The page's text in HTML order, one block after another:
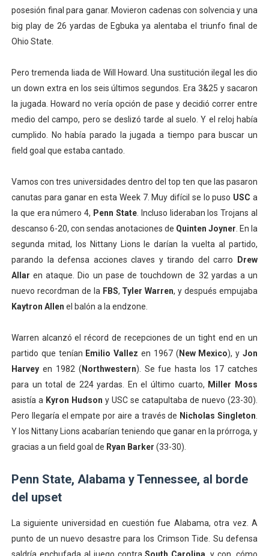
posesión final para ganar. Movieron cadenas con solvencia y una
big play de 26 yardas de Egbuka ya alentaba el triunfo final de
Ohio State.
Pero tremenda liada de Will Howard. Una sustitución ilegal les dio
un down extra en los seis últimos segundos. Era 3&25 y sacaron
la jugada. Howard no vería opción de pase y decidió correr entre
medio del campo, pero se deslizó tarde al suelo. Y el reloj había
cumplido. No había parado la jugada a tiempo para buscar un
field goal que estaba cantado.
Vamos con tres universidades dentro del top ten que las pasaron
canutas para ganar en esta Week 7. Muy difícil se lo puso USC a
la que era número 4, Penn State. Incluso lideraban los Trojans al
descanso 6-20, con sendas anotaciones de Quinten Joyner . En la
segunda mitad, los Nittany Lions le darían la vuelta al partido,
parando la defensa acciones claves y tirando del carro
Drew
Allar en ataque. Dio un pase de touchdown de 32 yardas a un
nuevo recordman de la FBS, Tyler Warren, y después empujaba
Kaytron Allen el balón a la endzone.
Warren alcanzó el récord de recepciones de un tight end en un
partido que tenían Emilio Vallez en 1967 ( New Mexico), yJon
Harveyen 1982 ( Northwestern). Se fue hasta los 17 catches
para un total de 224 yardas. En el último cuarto, Miller Moss
asistía a Kyron Hudson y USC se catapultaba de nuevo (23-30).
Pero llegaría el empate por aire a través de Nicholas Singleton
Y los Nittany Lions acabarían teniendo que ganar en la prórroga, y
gracias a un field goal de Ryan Barker (33-30).
Penn State, Alabama y Tennessee, al borde
del upset
La siguiente universidad en cuestión fue Alabama, otra vez. A
punto de un nuevo desastre para los Crimson Tide. Su defensa